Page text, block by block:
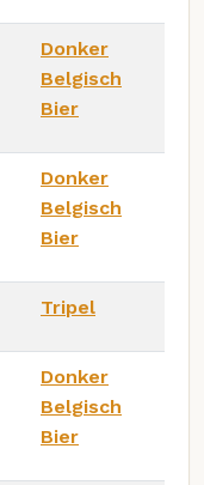
Donker
Belgisch
Bier
Donker
Belgisch
Bier
Tripel
Donker
Belgisch
Bier